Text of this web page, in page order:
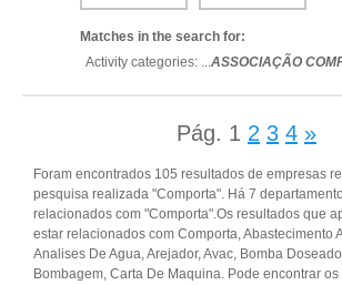
Matches in the search for:
Activity categories: ...ASSOCIAÇÃO
Pág. 1 2 3 4 »
Foram encontrados 105 resultados de empresas
pesquisa realizada "Comporta". Há 7
relacionados com "Comporta".Os resultados que
estar relacionados com Comporta, Abastecimento
Analises De Agua, Arejador, Avac, Bomba
Bombagem, Carta De Maquina. Pode encontrar